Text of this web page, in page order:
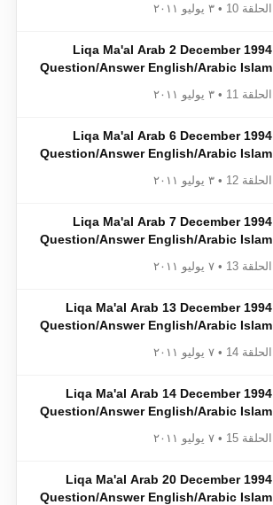
الحلقة 10 • ٣ يوليو ٢٠١١
Liqa Ma'al Arab 2 December 1994
Question/Answer English/Arabic Islam
الحلقة 11 • ٣ يوليو ٢٠١١
Liqa Ma'al Arab 6 December 1994
Question/Answer English/Arabic Islam
الحلقة 12 • ٣ يوليو ٢٠١١
Liqa Ma'al Arab 7 December 1994
Question/Answer English/Arabic Islam
الحلقة 13 • ٧ يوليو ٢٠١١
Liqa Ma'al Arab 13 December 1994
Question/Answer English/Arabic Islam
الحلقة 14 • ٧ يوليو ٢٠١١
Liqa Ma'al Arab 14 December 1994
Question/Answer English/Arabic Islam
الحلقة 15 • ٧ يوليو ٢٠١١
Liqa Ma'al Arab 20 December 1994
Question/Answer English/Arabic Islam